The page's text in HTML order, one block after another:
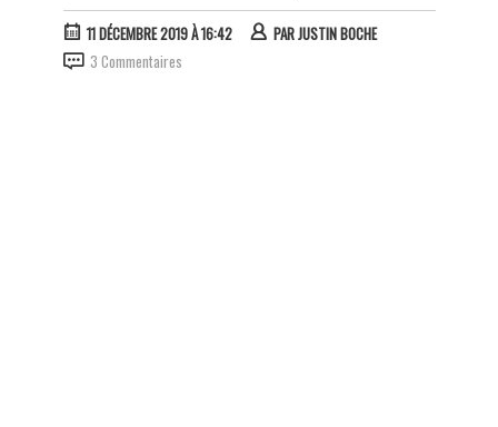
11 DÉCEMBRE 2019 À 16:42 PARJUSTIN BOCHE
3 Commentaires